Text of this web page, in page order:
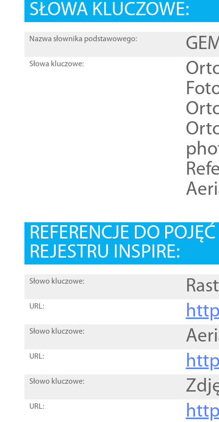
SŁOWA KLUCZOWE:
Nazwa słownika podstawowego:
Słowa kluczowe:
REFERENCJE DO
REJESTRU INSPIRE:
Słowo kluczowe:
URL:
Słowo kluczowe:
URL:
Słowo kluczowe:
URL: